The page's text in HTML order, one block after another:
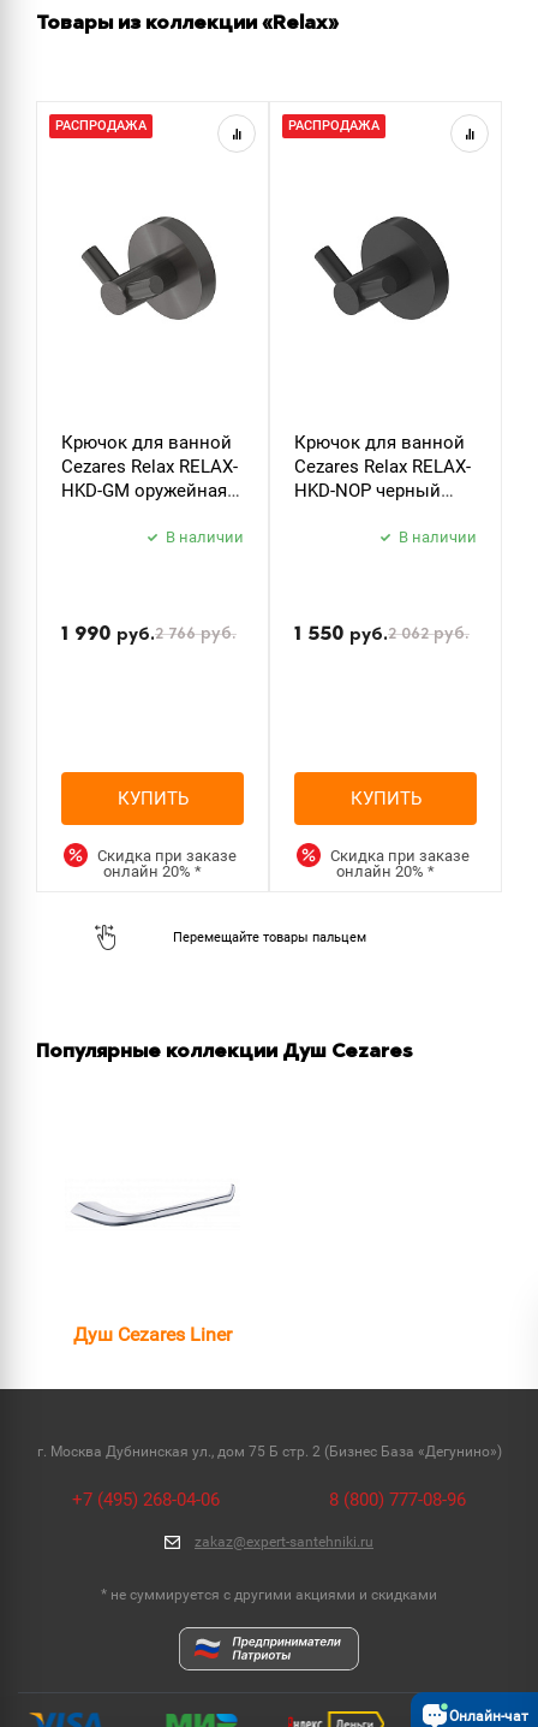
Товары из коллекции «Relax»
РАСПРОДАЖА
Крючок для ванной
Cezares Relax RELAX-
HKD-GM оружейная
В наличии
1 990 руб.2 766руб.
КУПИТЬ
Скидка при заказе
онлайн20%*
РАСПРОДАЖА
Крючок для ванной
Cezares Relax RELAX-
HKD-NOP черный
В наличии
1 550 руб.2 062руб.
КУПИТЬ
Скидка при заказе
онлайн20%*
Популярные коллекции Душ Cezares
Душ Cezares Liner
г. Москва Дубнинская ул., дом 75 Б стр. 2 (Бизнес База «Дегунино»)
+7 (495) 268-04-06 8 (800) 777-08-96
zakaz@expert-santehniki.ru
* не суммируется с другими акциями и скидками
Онлайн-чат